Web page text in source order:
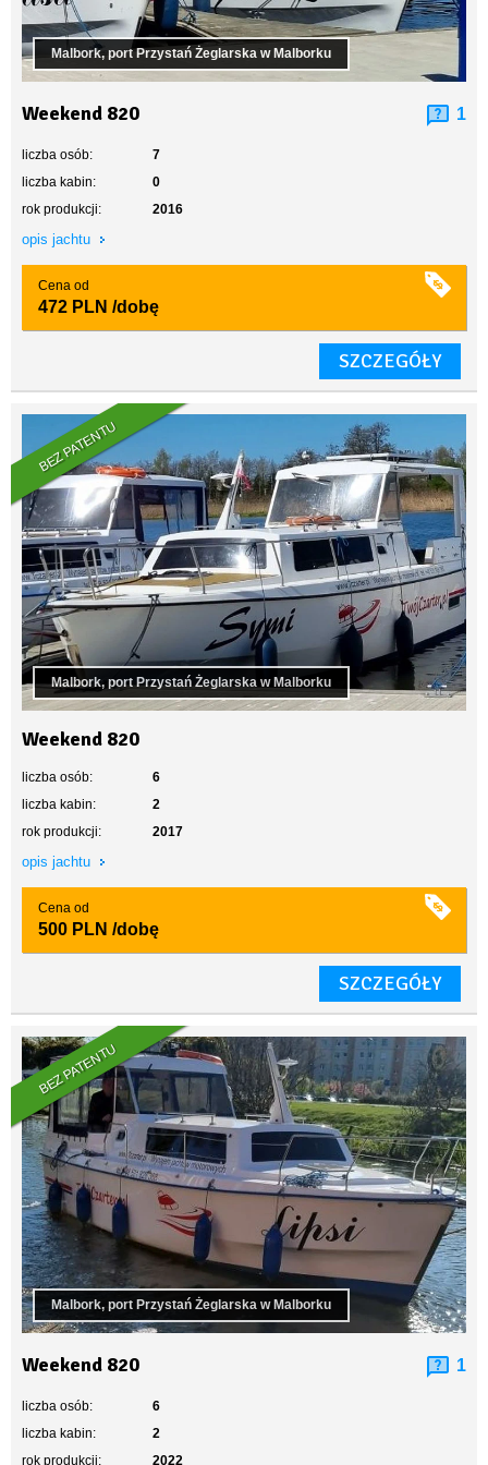
Malbork, port Przystań Żeglarska w Malborku
Weekend 820 1
liczba osób:
7
liczba kabin:
0
rok produkcji:
2016
opis jachtu
Cena od
472 PLN /dobę
SZCZEGÓŁY
BEZ PATENTU
Malbork, port Przystań Żeglarska w Malborku
Weekend 820
liczba osób:
6
liczba kabin:
2
rok produkcji:
2017
opis jachtu
Cena od
500 PLN /dobę
SZCZEGÓŁY
BEZ PATENTU
Malbork, port Przystań Żeglarska w Malborku
Weekend 820 1
liczba osób:
6
liczba kabin:
2
rok produkcji:
2022